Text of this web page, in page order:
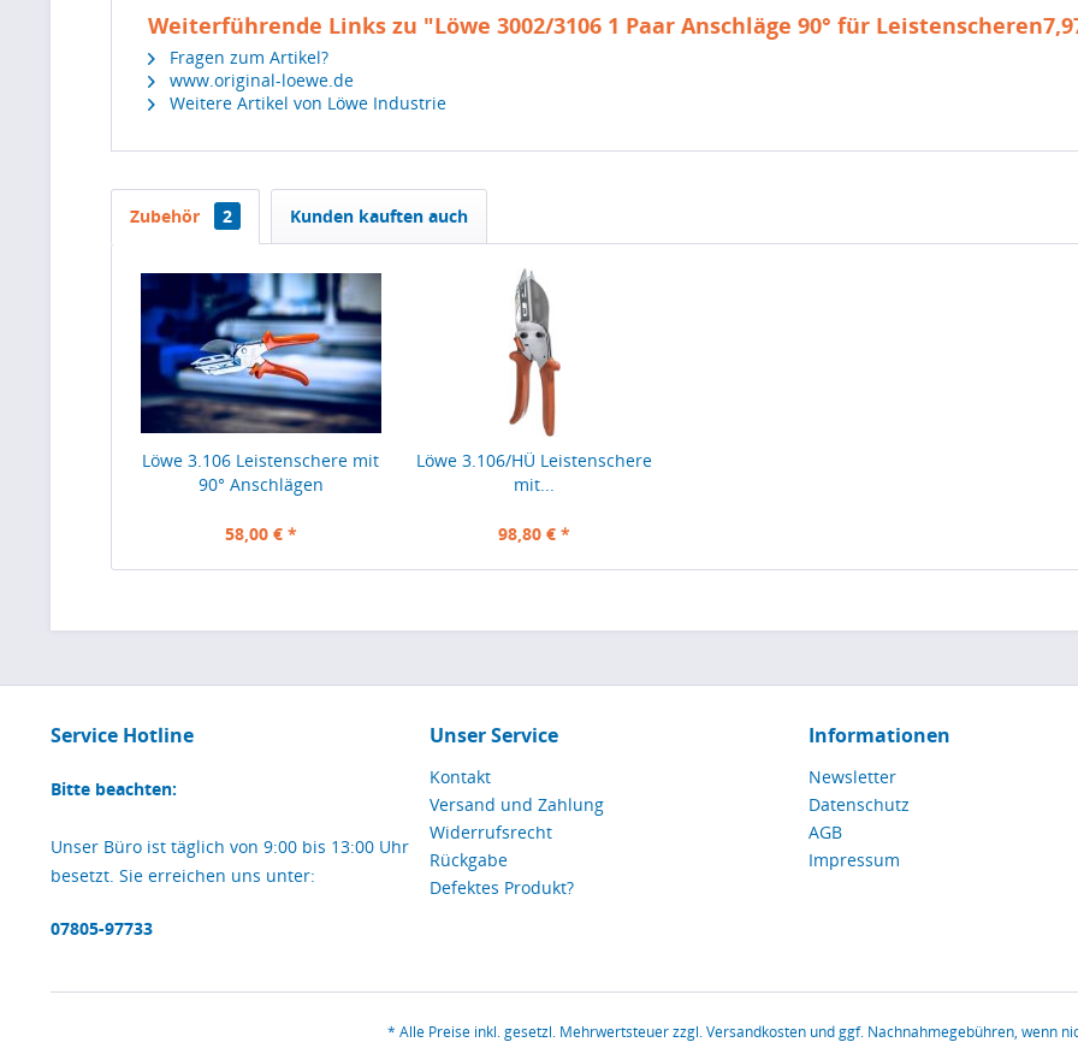
Weiterführende Links zu "Löwe 3002/3106 1 Paar Anschläge 90° für
Fragen zum Artikel?
www.original-loewe.de
Weitere Artikel von Löwe Industrie
Zubehör 2 Kunden kauften auch
Löwe 3.106 Leistenschere mit
90° Anschlägen
58,00 € *
Löwe 3.106/HÜ Leistenschere
mit...
98,80 € *
Service Hotline
Bitte beachten:
Unser Büro ist täglich von 9:00 bis 13:00 Uhr
besetzt. Sie erreichen uns unter:
07805-97733
Unser Service
Kontakt
Versand und Zahlung
Widerrufsrecht
Rückgabe
Defektes Produkt?
Informationen
Newsletter
Datenschutz
AGB
Impressum
* Alle Preise inkl. gesetzl. Mehrwertsteuer zzgl.Versandkostenund ggf. Nachnahmegebühren, wenn